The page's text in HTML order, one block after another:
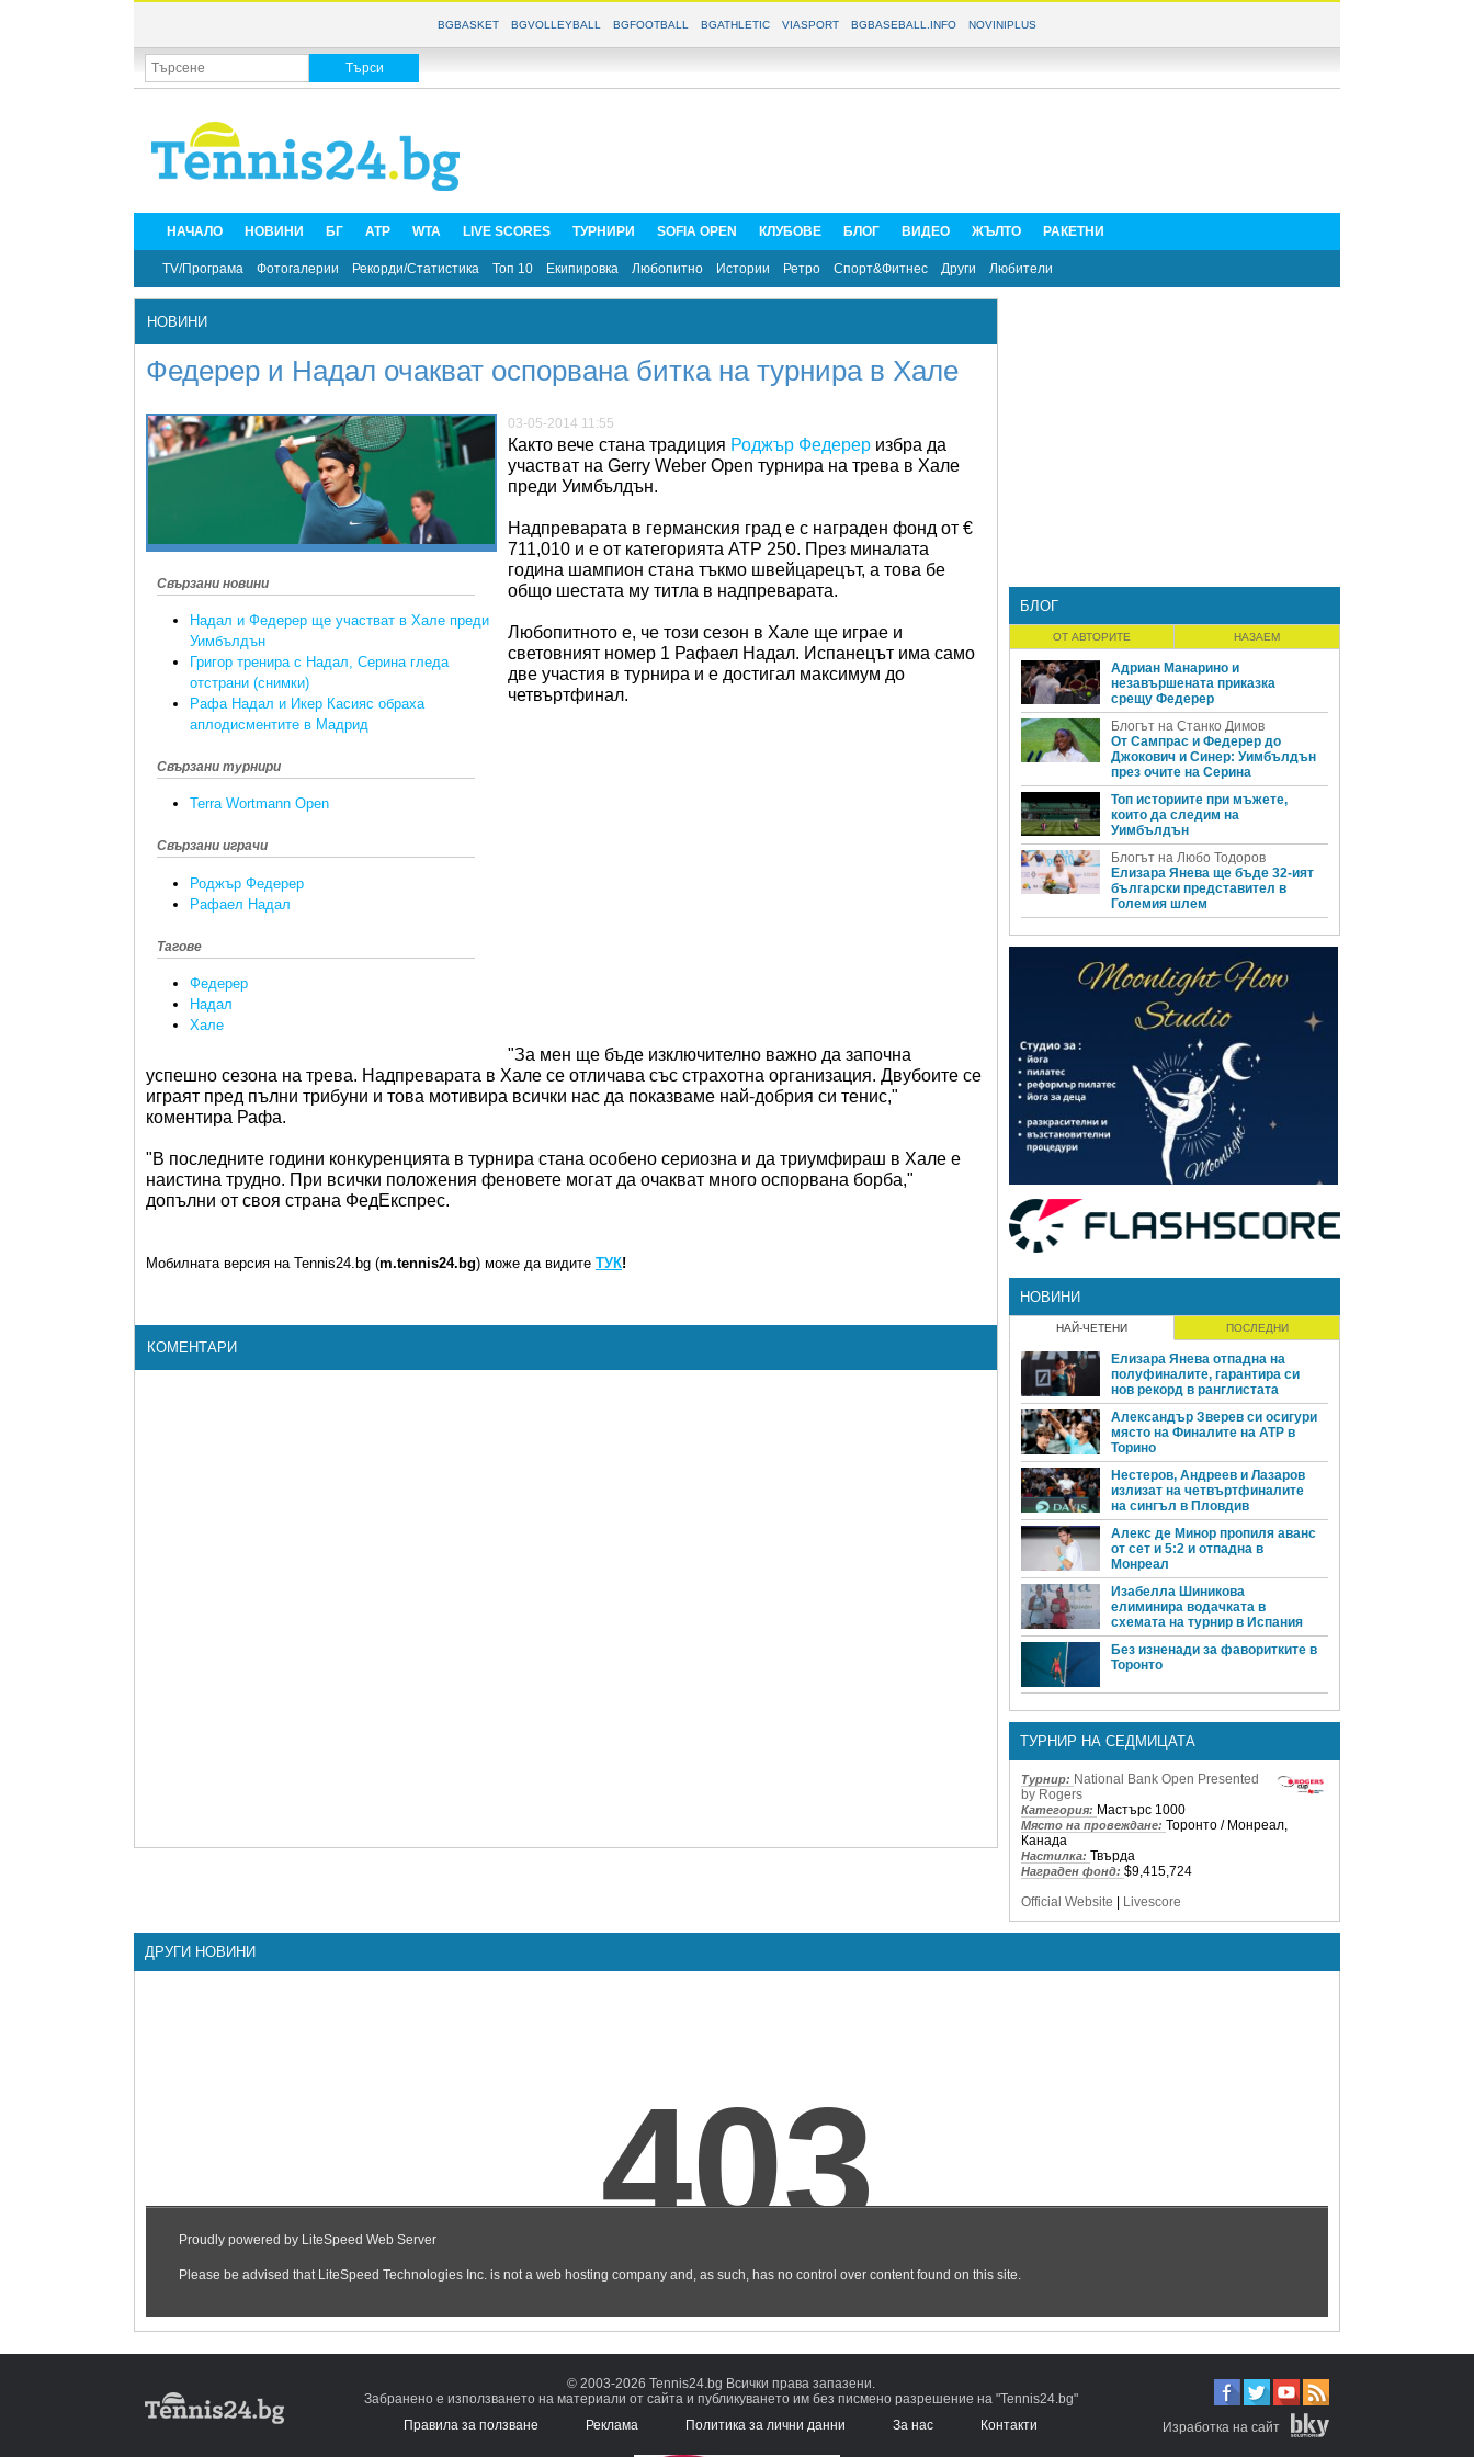
BGBASKET BGVOLLEYBALL BGFOOTBALL BGATHLETIC VIASPORT BGBASEBALL.INFO NOVINIPLUS
НАЧАЛО НОВИНИ БГ ATP WTA LIVE SCORES ТУРНИРИ SOFIA OPEN КЛУБОВЕ БЛОГ ВИДЕО ЖЪЛТО РАКЕТНИ
TV/Програма Фотогалерии Рекорди/Статистика Топ 10 Екипировка Любопитно Истории Ретро Спорт&Фитнес Други Любители
НОВИНИ
Федерер и Надал очакват оспорвана битка на турнира в Хале
Свързани новини
Надал и Федерер ще участват в Хале преди
Уимбълдън
Григор тренира с Надал, Серина гледа
отстрани (снимки)
Рафа Надал и Икер Касияс обраха
аплодисментите в Мадрид
Свързани турнири
Terra Wortmann Open
Свързани играчи
Роджър Федерер
Рафаел Надал
Тагове
Федерер
Надал
Хале
03-05-2014 11:55
Както вече стана традиция Роджър Федерер избра да
участват на Gerry Weber Open турнира на трева в Хале
преди Уимбълдън.
Надпреварата в германския град е с награден фонд от €
711,010 и е от категорията АТР 250. През миналата
година шампион стана тъкмо швейцарецът, а това бе
общо шестата му титла в надпреварата.
Любопитното е, че този сезон в Хале ще играе и
световният номер 1 Рафаел Надал. Испанецът има само
две участия в турнира и е достигал максимум до
четвъртфинал.
"За мен ще бъде изключително важно да започна
успешно сезона на трева. Надпреварата в Хале се отличава със страхотна организация. Двубоите се
играят пред пълни трибуни и това мотивира всички нас да показваме най-добрия си тенис,"
коментира Рафа.
"В последните години конкуренцията в турнира стана особено сериозна и да триумфираш в Хале е
наистина трудно. При всички положения феновете могат да очакват много оспорвана борба,"
допълни от своя страна ФедЕкспрес.
Мобилната версия на Tennis24.bg (m.tennis24.bg) може да видите ТУК!
КОМЕНТАРИ
БЛОГ
ОТ АВТОРИТЕ НАЗАЕМ
Адриан Манарино и
незавършената приказка
срещу Федерер
Блогът на Станко Димов
От Сампрас и Федерер до
Джокович и Синер: Уимбълдън
през очите на Серина
Топ историите при мъжете,
които да следим на
Уимбълдън
Блогът на Любо Тодоров
Елизара Янева ще бъде 32-ият
български представител в
Големия шлем
НОВИНИ
НАЙ-ЧЕТЕНИ ПОСЛЕДНИ
Елизара Янева отпадна на
полуфиналите, гарантира си
нов рекорд в ранглистата
Александър Зверев си осигури
място на Финалите на ATP в
Торино
Нестеров, Андреев и Лазаров
излизат на четвъртфиналите
на сингъл в Пловдив
Алекс де Минор пропиля аванс
от сет и 5:2 и отпадна в
Монреал
Изабелла Шиникова
елиминира водачката в
схемата на турнир в Испания
Без изненади за фаворитките в
Торонто
ТУРНИР НА СЕДМИЦАТА
Турнир: National Bank Open Presented
by Rogers
Категория: Мастърс 1000
Място на провеждане: Торонто / Монреал,
Канада
Настилка: Твърда
Награден фонд: $9,415,724
Official Website | Livescore
ДРУГИ НОВИНИ
© 2003-2026 Tennis24.bg Всички права запазени.
Забранено е използването на материали от сайта и публикуването им без писмено разрешение на "Tennis24.bg"
Правила за ползване
Реклама Политика за лични данни За нас Контакти Изработка на сайт